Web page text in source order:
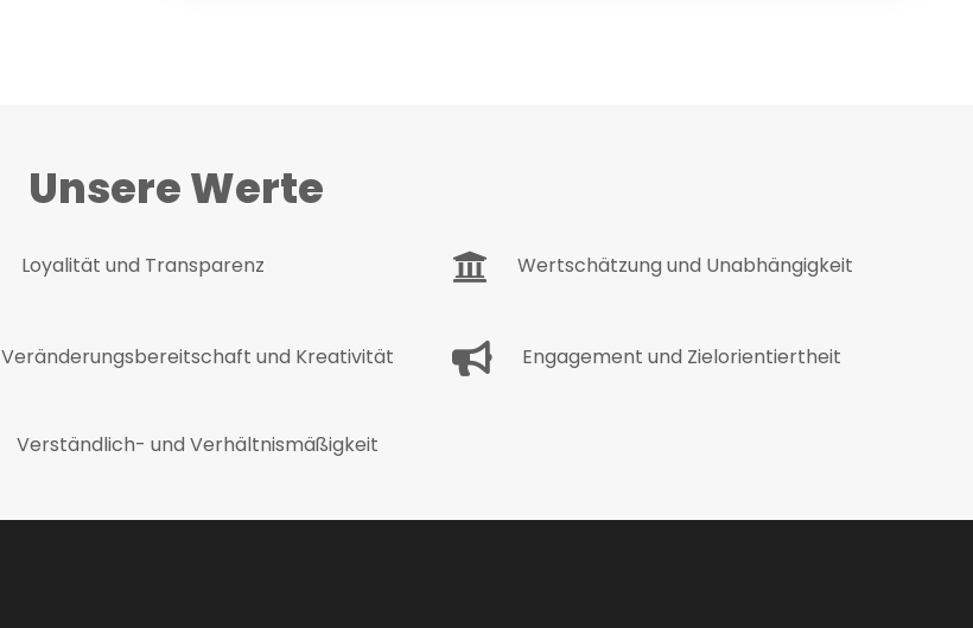
Unsere Werte
Loyalität und Transparenz Wertschätzung und Unabhängigkeit
Veränderungsbereitschaft und Kreativität Engagement und Zielorientiertheit
Verständlich- und Verhältnismäßigkeit